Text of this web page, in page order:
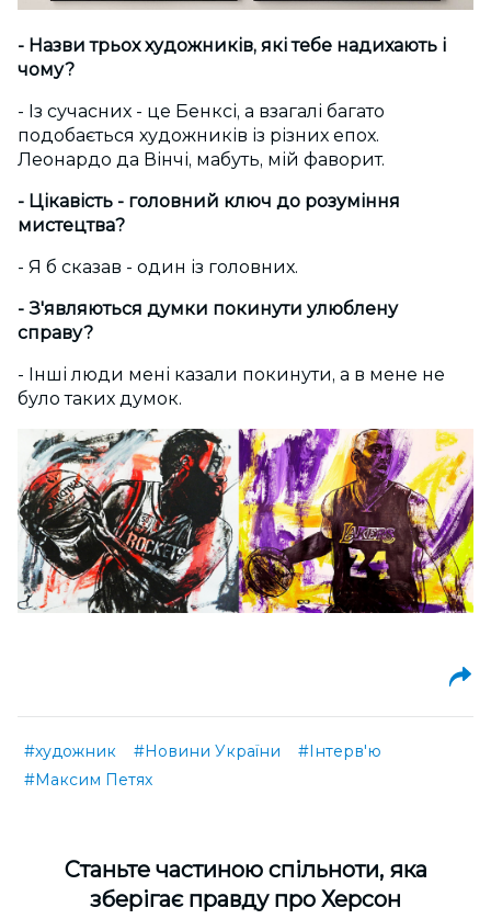
- Назви трьох художників, які тебе надихають і
чому?
- Із сучасних - це Бенксі, а взагалі багато
подобається художників із різних епох.
Леонардо да Вінчі, мабуть, мій фаворит.
- Цікавість - головний ключ до розуміння
мистецтва?
- Я б сказав - один із головних.
- З'являються думки покинути улюблену
справу?
- Інші люди мені казали покинути, а в мене не
було таких думок.
#художник #Новини України
#Інтерв'ю
#Максим Петях
Cтаньте частиною спільноти, яка
зберігає правду про Херсон